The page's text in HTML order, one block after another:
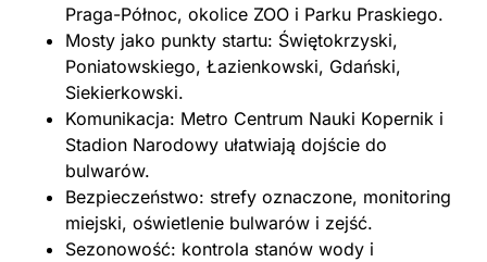
Praga-Północ, okolice ZOO i Parku Praskiego.
Mosty jako punkty startu: Świętokrzyski,
Poniatowskiego, Łazienkowski, Gdański,
Siekierkowski.
Komunikacja: Metro Centrum Nauki Kopernik i
Stadion Narodowy ułatwiają dojście do
bulwarów.
Bezpieczeństwo: strefy oznaczone, monitoring
miejski, oświetlenie bulwarów i zejść.
Sezonowość: kontrola stanów wody i